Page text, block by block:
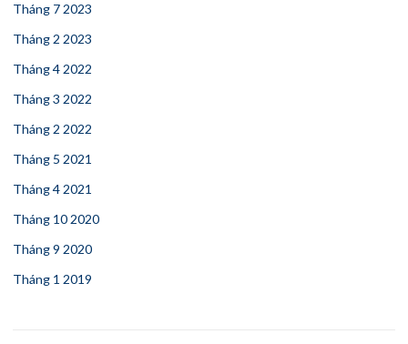
Tháng 7 2023
Tháng 2 2023
Tháng 4 2022
Tháng 3 2022
Tháng 2 2022
Tháng 5 2021
Tháng 4 2021
Tháng 10 2020
Tháng 9 2020
Tháng 1 2019